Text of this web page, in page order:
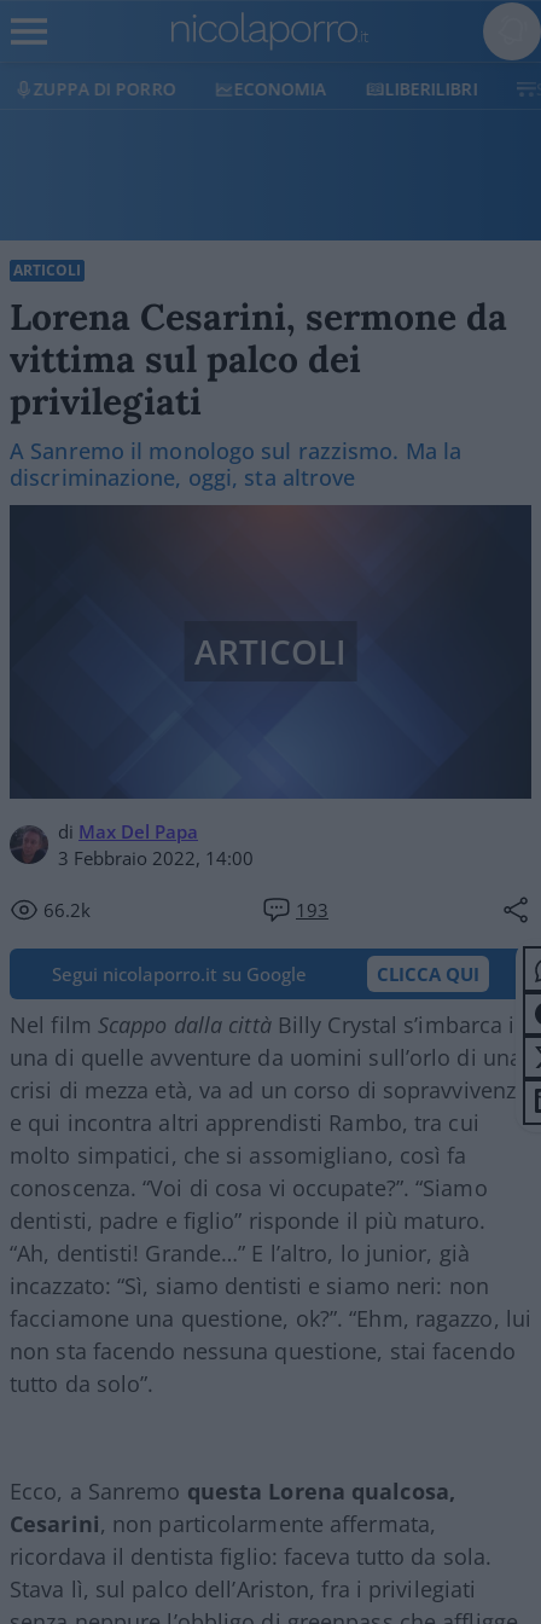
ECONOMIA LIBERILIBRI SHOP SOSTIENICI
ARTICOLI
Lorena Cesarini, sermone da
vittima sul palco dei
privilegiati
A Sanremo il monologo sul razzismo. Ma la
discriminazione, oggi, sta altrove
di Max Del Papa
3 Febbraio 2022, 14:00
66.2k 193
ARTICOLI
Segui nicolaporro.it su Google CLICCA QUI
Nel film Scappo dalla cittàBilly Crystal s’imbarca in
una di quelle avventure da uomini sull’orlo di una
crisi di mezza età, va ad un corso di sopravvivenza
e qui incontra altri apprendisti Rambo, tra cui
molto simpatici, che si assomigliano, così fa
conoscenza. “Voi di cosa vi occupate?”. “Siamo
dentisti, padre e figlio” risponde il più maturo.
“Ah, dentisti! Grande…” E l’altro, lo junior, già
incazzato: “Sì, siamo dentisti e siamo neri: non
facciamone una questione, ok?”. “Ehm, ragazzo, lui
non sta facendo nessuna questione, stai facendo
tutto da solo”.
Ecco, a Sanremo questa Lorena qualcosa,
Cesarini, non particolarmente affermata,
ricordava il dentista figlio: faceva tutto da sola.
Stava lì, sul palco dell’Ariston, fra i privilegiati